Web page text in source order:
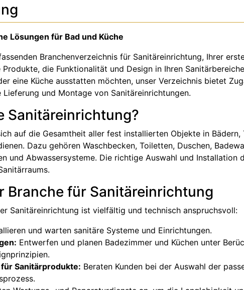
Lösungen für Bad und Küche
Branchenverzeichnis für Sanitäreinrichtung, Ihrer
die Funktionalität und Design in Ihren
eine Küche ausstatten möchten, unser Verzeichnis bietet
und Montage von Sanitäreinrichtungen.
Sanitäreinrichtung?
auf die Gesamtheit aller fest installierten Objekte in Bädern,
Dazu gehören Waschbecken, Toiletten, Duschen,
und Abwassersysteme. Die richtige Auswahl und Installation
Branche für Sanitäreinrichtung
Sanitäreinrichtung ist vielfältig und technisch anspruchsvoll:
und warten sanitäre Systeme und Einrichtungen.
Entwerfen und planen Badezimmer und Küchen unter
Sanitärprodukte: Beraten Kunden bei der Auswahl der